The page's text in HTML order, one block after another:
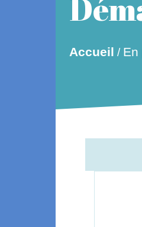
Accueil / En